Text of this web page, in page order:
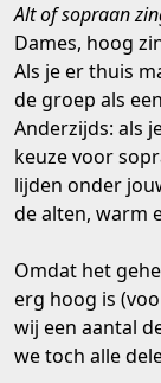
Alt of sopraan
Dames, hoog
Als je er thuis
de groep als
Anderzijds: als
keuze voor
lijden onder
de alten, warm
Omdat het
erg hoog is
wij een aantal
we toch alle